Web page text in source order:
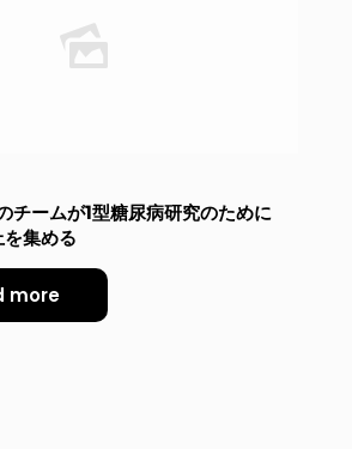
チームが1型糖尿病研究のために
集める
more